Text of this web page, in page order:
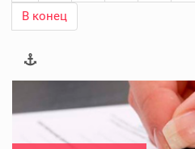
В конец